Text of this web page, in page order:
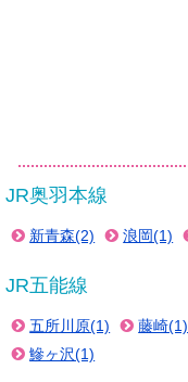
JR奥羽本線
新青森(2) 浪岡(1)
JR五能線
五所川原(1) 藤崎(1)
鰺ヶ沢(1)